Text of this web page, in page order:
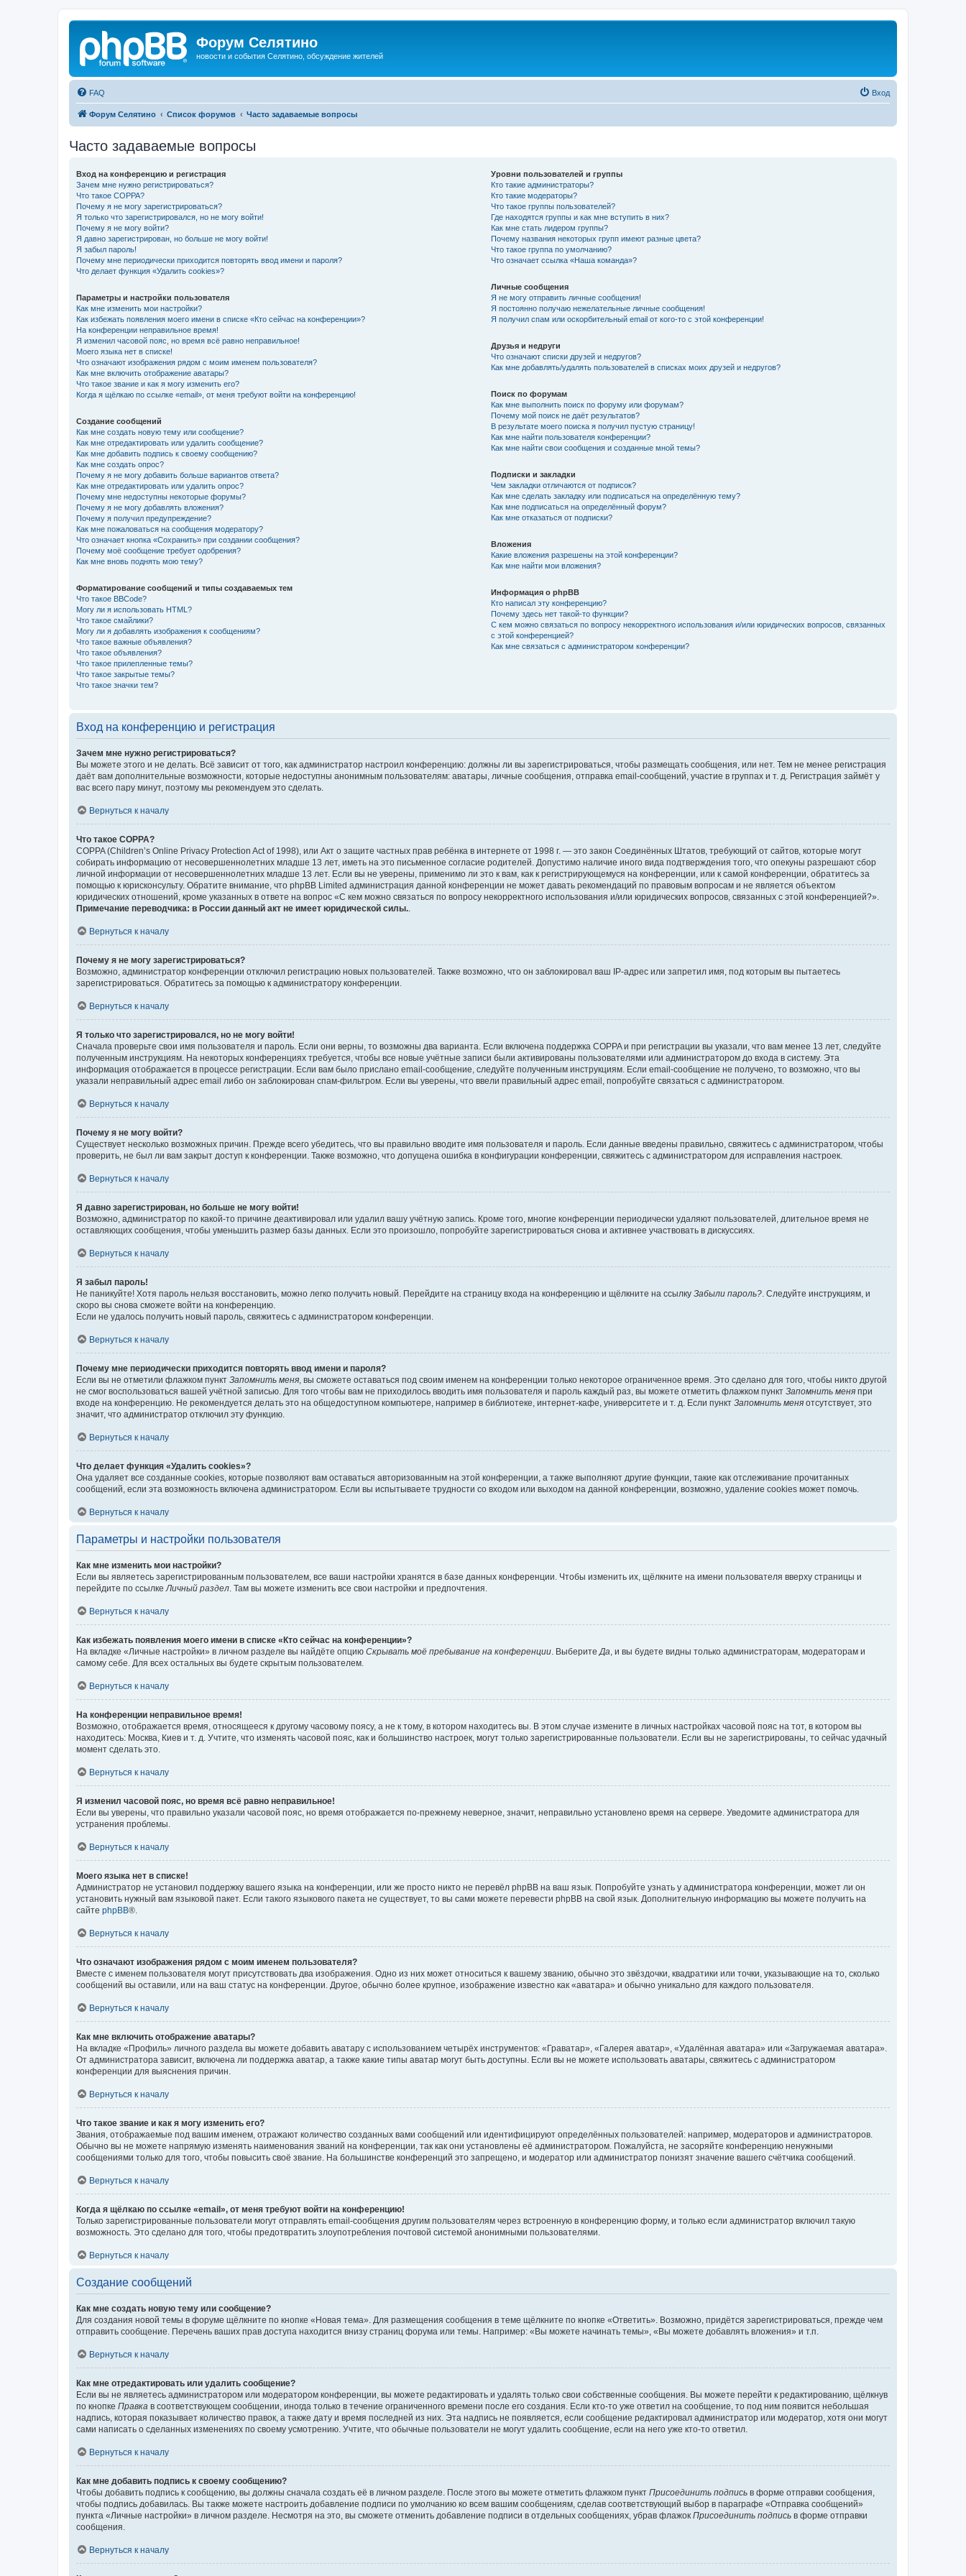
Форум Селятино
новости и события Селятино, обсуждение жителей
FAQ Вход
Форум Селятино Список форумов Часто задаваемые вопросы
Часто задаваемые вопросы
Вход на конференцию и регистрация
Зачем мне нужно регистрироваться?
Что такое COPPA?
Почему я не могу зарегистрироваться?
Я только что зарегистрировался, но не могу войти!
Почему я не могу войти?
Я давно зарегистрирован, но больше не могу войти!
Я забыл пароль!
Почему мне периодически приходится повторять ввод имени и пароля?
Что делает функция «Удалить cookies»?
Параметры и настройки пользователя
Как мне изменить мои настройки?
Как избежать появления моего имени в списке «Кто сейчас на конференции»?
На конференции неправильное время!
Я изменил часовой пояс, но время всё равно неправильное!
Моего языка нет в списке!
Что означают изображения рядом с моим именем пользователя?
Как мне включить отображение аватары?
Что такое звание и как я могу изменить его?
Когда я щёлкаю по ссылке «email», от меня требуют войти на конференцию!
Создание сообщений
Как мне создать новую тему или сообщение?
Как мне отредактировать или удалить сообщение?
Как мне добавить подпись к своему сообщению?
Как мне создать опрос?
Почему я не могу добавить больше вариантов ответа?
Как мне отредактировать или удалить опрос?
Почему мне недоступны некоторые форумы?
Почему я не могу добавлять вложения?
Почему я получил предупреждение?
Как мне пожаловаться на сообщения модератору?
Что означает кнопка «Сохранить» при создании сообщения?
Почему моё сообщение требует одобрения?
Как мне вновь поднять мою тему?
Форматирование сообщений и типы создаваемых тем
Что такое BBCode?
Могу ли я использовать HTML?
Что такое смайлики?
Могу ли я добавлять изображения к сообщениям?
Что такое важные объявления?
Что такое объявления?
Что такое прилепленные темы?
Что такое закрытые темы?
Что такое значки тем?
Уровни пользователей и группы
Кто такие администраторы?
Кто такие модераторы?
Что такое группы пользователей?
Где находятся группы и как мне вступить в них?
Как мне стать лидером группы?
Почему названия некоторых групп имеют разные цвета?
Что такое группа по умолчанию?
Что означает ссылка «Наша команда»?
Личные сообщения
Я не могу отправить личные сообщения!
Я постоянно получаю нежелательные личные сообщения!
Я получил спам или оскорбительный email от кого-то с этой конференции!
Друзья и недруги
Что означают списки друзей и недругов?
Как мне добавлять/удалять пользователей в списках моих друзей и недругов?
Поиск по форумам
Как мне выполнить поиск по форуму или форумам?
Почему мой поиск не даёт результатов?
В результате моего поиска я получил пустую страницу!
Как мне найти пользователя конференции?
Как мне найти свои сообщения и созданные мной темы?
Подписки и закладки
Чем закладки отличаются от подписок?
Как мне сделать закладку или подписаться на определённую тему?
Как мне подписаться на определённый форум?
Как мне отказаться от подписки?
Вложения
Какие вложения разрешены на этой конференции?
Как мне найти мои вложения?
Информация о phpBB
Кто написал эту конференцию?
Почему здесь нет такой-то функции?
С кем можно связаться по вопросу некорректного использования и/или юридических вопросов, связанных
с этой конференцией?
Как мне связаться с администратором конференции?
Вход на конференцию и регистрация
Зачем мне нужно регистрироваться?
Вы можете этого и не делать. Всё зависит от того, как администратор настроил конференцию: должны ли вы зарегистрироваться, чтобы размещать сообщения, или нет. Тем не менее регистрация
даёт вам дополнительные возможности, которые недоступны анонимным пользователям: аватары, личные сообщения, отправка email-сообщений, участие в группах и т. д. Регистрация займёт у
вас всего пару минут, поэтому мы рекомендуем это сделать.
Вернуться к началу
Что такое COPPA?
COPPA (Children’s Online Privacy Protection Act of 1998), или Акт о защите частных прав ребёнка в интернете от 1998 г. — это закон Соединённых Штатов, требующий от сайтов, которые могут
собирать информацию от несовершеннолетних младше 13 лет, иметь на это письменное согласие родителей. Допустимо наличие иного вида подтверждения того, что опекуны разрешают сбор
личной информации от несовершеннолетних младше 13 лет. Если вы не уверены, применимо ли это к вам, как к регистрирующемуся на конференции, или к самой конференции, обратитесь за
помощью к юрисконсульту. Обратите внимание, что phpBB Limited администрация данной конференции не может давать рекомендаций по правовым вопросам и не является объектом
юридических отношений, кроме указанных в ответе на вопрос «С кем можно связаться по вопросу некорректного использования и/или юридических вопросов, связанных с этой конференцией?».
Примечание переводчика: в России данный акт не имеет юридической силы.
Вернуться к началу
Почему я не могу зарегистрироваться?
Возможно, администратор конференции отключил регистрацию новых пользователей. Также возможно, что он заблокировал ваш IP-адрес или запретил имя, под которым вы пытаетесь
зарегистрироваться. Обратитесь за помощью к администратору конференции.
Вернуться к началу
Я только что зарегистрировался, но не могу войти!
Сначала проверьте свои имя пользователя и пароль. Если они верны, то возможны два варианта. Если включена поддержка COPPA и при регистрации вы указали, что вам менее 13 лет, следуйте
полученным инструкциям. На некоторых конференциях требуется, чтобы все новые учётные записи были активированы пользователями или администратором до входа в систему. Эта
информация отображается в процессе регистрации. Если вам было прислано email-сообщение, следуйте полученным инструкциям. Если email-сообщение не получено, то возможно, что вы
указали неправильный адрес email либо он заблокирован спам-фильтром. Если вы уверены, что ввели правильный адрес email, попробуйте связаться с администратором.
Вернуться к началу
Почему я не могу войти?
Существует несколько возможных причин. Прежде всего убедитесь, что вы правильно вводите имя пользователя и пароль. Если данные введены правильно, свяжитесь с администратором, чтобы
проверить, не был ли вам закрыт доступ к конференции. Также возможно, что допущена ошибка в конфигурации конференции, свяжитесь с администратором для исправления настроек.
Вернуться к началу
Я давно зарегистрирован, но больше не могу войти!
Возможно, администратор по какой-то причине деактивировал или удалил вашу учётную запись. Кроме того, многие конференции периодически удаляют пользователей, длительное время не
оставляющих сообщения, чтобы уменьшить размер базы данных. Если это произошло, попробуйте зарегистрироваться снова и активнее участвовать в дискуссиях.
Вернуться к началу
Я забыл пароль!
Не паникуйте! Хотя пароль нельзя восстановить, можно легко получить новый. Перейдите на страницу входа на конференцию и щёлкните на ссылку Забыли пароль? . Следуйте инструкциям, и
скоро вы снова сможете войти на конференцию.
Если не удалось получить новый пароль, свяжитесь с администратором конференции.
Вернуться к началу
Почему мне периодически приходится повторять ввод имени и пароля?
Если вы не отметили флажком пункт Запомнить меня , вы сможете оставаться под своим именем на конференции только некоторое ограниченное время. Это сделано для того, чтобы никто другой
не смог воспользоваться вашей учётной записью. Для того чтобы вам не приходилось вводить имя пользователя и пароль каждый раз, вы можете отметить флажком пункт Запомнить меня при
входе на конференцию. Не рекомендуется делать это на общедоступном компьютере, например в библиотеке, интернет-кафе, университете и т. д. Если пункт Запомнить меня отсутствует, это
значит, что администратор отключил эту функцию.
Вернуться к началу
Что делает функция «Удалить cookies»?
Она удаляет все созданные cookies, которые позволяют вам оставаться авторизованным на этой конференции, а также выполняют другие функции, такие как отслеживание прочитанных
сообщений, если эта возможность включена администратором. Если вы испытываете трудности со входом или выходом на данной конференции, возможно, удаление cookies может помочь.
Вернуться к началу
Параметры и настройки пользователя
Как мне изменить мои настройки?
Если вы являетесь зарегистрированным пользователем, все ваши настройки хранятся в базе данных конференции. Чтобы изменить их, щёлкните на имени пользователя вверху страницы и
перейдите по ссылке Личный раздел . Там вы можете изменить все свои настройки и предпочтения.
Вернуться к началу
Как избежать появления моего имени в списке «Кто сейчас на конференции»?
На вкладке «Личные настройки» в личном разделе вы найдёте опцию Скрывать моё пребывание на конференции . Выберите Да , и вы будете видны только администраторам, модераторам и
самому себе. Для всех остальных вы будете скрытым пользователем.
Вернуться к началу
На конференции неправильное время!
Возможно, отображается время, относящееся к другому часовому поясу, а не к тому, в котором находитесь вы. В этом случае измените в личных настройках часовой пояс на тот, в котором вы
находитесь: Москва, Киев и т. д. Учтите, что изменять часовой пояс, как и большинство настроек, могут только зарегистрированные пользователи. Если вы не зарегистрированы, то сейчас удачный
момент сделать это.
Вернуться к началу
Я изменил часовой пояс, но время всё равно неправильное!
Если вы уверены, что правильно указали часовой пояс, но время отображается по-прежнему неверное, значит, неправильно установлено время на сервере. Уведомите администратора для
устранения проблемы.
Вернуться к началу
Моего языка нет в списке!
Администратор не установил поддержку вашего языка на конференции, или же просто никто не перевёл phpBB на ваш язык. Попробуйте узнать у администратора конференции, может ли он
установить нужный вам языковой пакет. Если такого языкового пакета не существует, то вы сами можете перевести phpBB на свой язык. Дополнительную информацию вы можете получить на
сайте phpBB®.
Вернуться к началу
Что означают изображения рядом с моим именем пользователя?
Вместе с именем пользователя могут присутствовать два изображения. Одно из них может относиться к вашему званию, обычно это звёздочки, квадратики или точки, указывающие на то, сколько
сообщений вы оставили, или на ваш статус на конференции. Другое, обычно более крупное, изображение известно как «аватара» и обычно уникально для каждого пользователя.
Вернуться к началу
Как мне включить отображение аватары?
На вкладке «Профиль» личного раздела вы можете добавить аватару с использованием четырёх инструментов: «Граватар», «Галерея аватар», «Удалённая аватара» или «Загружаемая аватара».
От администратора зависит, включена ли поддержка аватар, а также какие типы аватар могут быть доступны. Если вы не можете использовать аватары, свяжитесь с администратором
конференции для выяснения причин.
Вернуться к началу
Что такое звание и как я могу изменить его?
Звания, отображаемые под вашим именем, отражают количество созданных вами сообщений или идентифицируют определённых пользователей: например, модераторов и администраторов.
Обычно вы не можете напрямую изменять наименования званий на конференции, так как они установлены её администратором. Пожалуйста, не засоряйте конференцию ненужными
сообщениями только для того, чтобы повысить своё звание. На большинстве конференций это запрещено, и модератор или администратор понизят значение вашего счётчика сообщений.
Вернуться к началу
Когда я щёлкаю по ссылке «email», от меня требуют войти на конференцию!
Только зарегистрированные пользователи могут отправлять email-сообщения другим пользователям через встроенную в конференцию форму, и только если администратор включил такую
возможность. Это сделано для того, чтобы предотвратить злоупотребления почтовой системой анонимными пользователями.
Вернуться к началу
Создание сообщений
Как мне создать новую тему или сообщение?
Для создания новой темы в форуме щёлкните по кнопке «Новая тема». Для размещения сообщения в теме щёлкните по кнопке «Ответить». Возможно, придётся зарегистрироваться, прежде чем
отправить сообщение. Перечень ваших прав доступа находится внизу страниц форума или темы. Например: «Вы можете начинать темы», «Вы можете добавлять вложения» и т.п.
Вернуться к началу
Как мне отредактировать или удалить сообщение?
Если вы не являетесь администратором или модератором конференции, вы можете редактировать и удалять только свои собственные сообщения. Вы можете перейти к редактированию, щёлкнув
по кнопке Правка в соответствующем сообщении, иногда только в течение ограниченного времени после его создания. Если кто-то уже ответил на сообщение, то под ним появится небольшая
надпись, которая показывает количество правок, а также дату и время последней из них. Эта надпись не появляется, если сообщение редактировал администратор или модератор, хотя они могут
сами написать о сделанных изменениях по своему усмотрению. Учтите, что обычные пользователи не могут удалить сообщение, если на него уже кто-то ответил.
Вернуться к началу
Как мне добавить подпись к своему сообщению?
Чтобы добавить подпись к сообщению, вы должны сначала создать её в личном разделе. После этого вы можете отметить флажком пункт Присоединить подпись в форме отправки сообщения,
чтобы подпись добавилась. Вы также можете настроить добавление подписи по умолчанию ко всем вашим сообщениям, сделав соответствующий выбор в параграфе «Отправка сообщений»
пункта «Личные настройки» в личном разделе. Несмотря на это, вы сможете отменить добавление подписи в отдельных сообщениях, убрав флажок Присоединить подпись в форме отправки
сообщения.
Вернуться к началу